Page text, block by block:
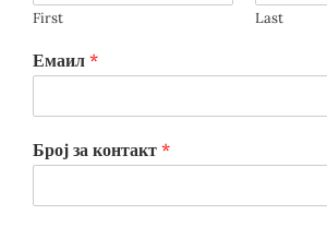
First Last
Емаил *
Број за контакт *